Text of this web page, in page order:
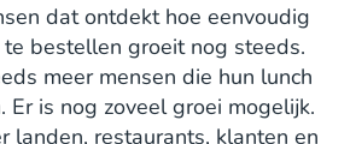
dat ontdekt hoe eenvoudig
bestellen groeit nog steeds.
meer mensen die hun lunch
Er is nog zoveel groei mogelijk.
landen, restaurants, klanten en